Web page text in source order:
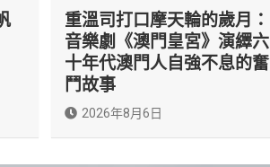
重溫司打口摩天輪的歲月：
音樂劇《澳門皇宮》演繹六
十年代澳門人自強不息的奮
鬥故事
2026年8月6日